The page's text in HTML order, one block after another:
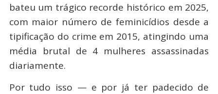
bateu um trágico recorde histórico em 2025,
com maior número de feminicídios desde a
tipificação do crime em 2015, atingindo uma
média brutal de 4 mulheres assassinadas
diariamente.
Por tudo isso — e por já ter padecido de